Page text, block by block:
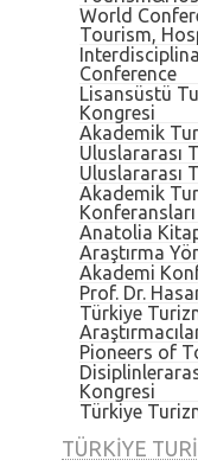
World
Tourism,
Conference
Lisansüstü
Kongresi
Akademik
Uluslararası
Uluslararası
Akademik
Konferansları
Anatolia
Araştırma
Akademi
Prof. Dr.
Türkiye
Pioneers of
Kongresi
Türkiye
TÜRKIYE